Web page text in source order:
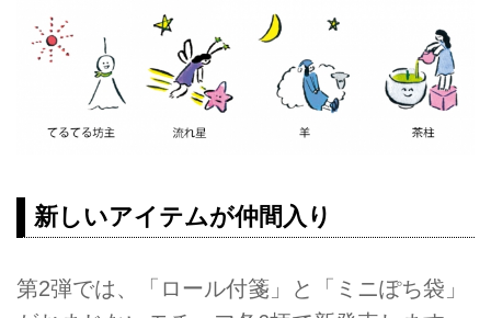
新しいアイテムが仲間入り
第2弾では、「ロール付箋」と「ミニぽち袋」